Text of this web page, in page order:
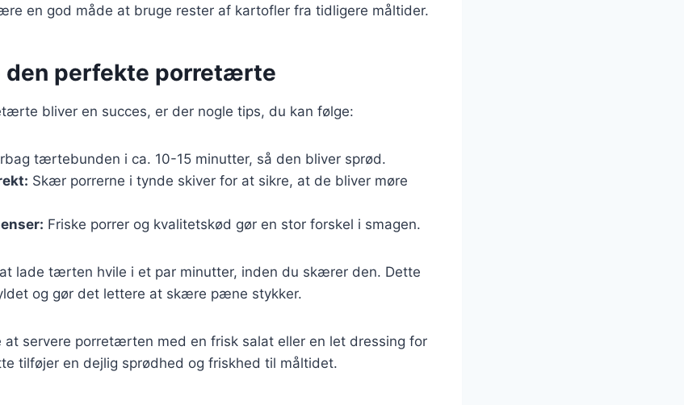
en god måde at bruge rester af kartofler fra tidligere måltider.
den perfekte porretærte
bliver en succes, er der nogle tips, du kan følge:
tærtebunden i ca. 10-15 minutter, så den bliver sprød.
Skær porrerne i tynde skiver for at sikre, at de bliver møre
Friske porrer og kvalitetskød gør en stor forskel i smagen.
lade tærten hvile i et par minutter, inden du skærer den. Dette
og gør det lettere at skære pæne stykker.
at servere porretærten med en frisk salat eller en let dressing for
tilføjer en dejlig sprødhed og friskhed til måltidet.